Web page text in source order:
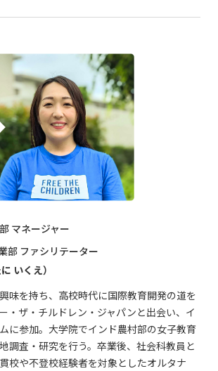
マネージャー
部 ファシリテーター
いくえ）
味を持ち、高校時代に国際教育開発の道を
・ザ・チルドレン・ジャパンと出会い、イ
に参加。大学院でインド農村部の女子教育
調査・研究を行う。卒業後、社会科教員と
校や不登校経験者を対象としたオルタナ